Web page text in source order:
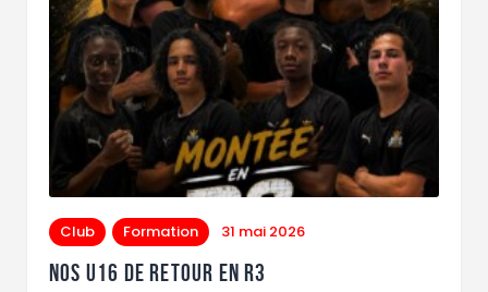
BOUTIQUE
Club Formation 31 mai 2026
Nos U16 de retour en R3